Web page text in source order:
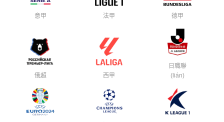
意甲 法甲 德甲
俄超 西甲
日職聯
(lián)